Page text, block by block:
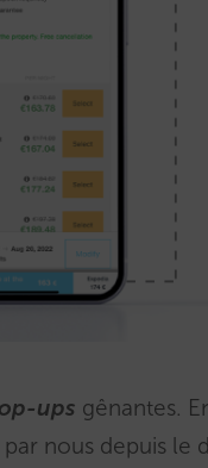
ups gênantes.
nous depuis le